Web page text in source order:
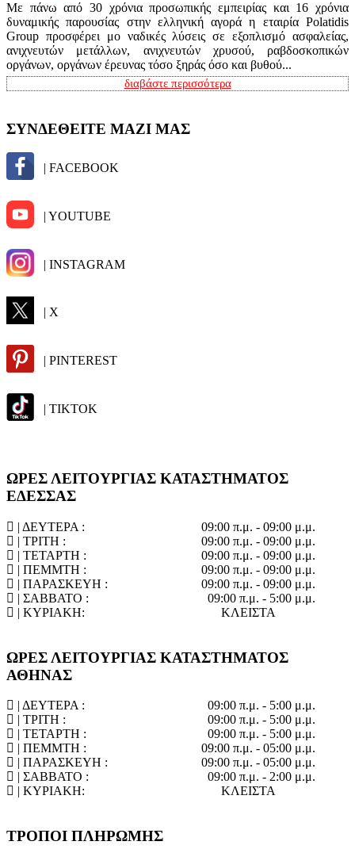
Με πάνω από 30 χρόνια προσωπικής εμπειρίας και 16 χρόνια
δυναμικής παρουσίας στην ελληνική αγορά η εταιρία Polatidis
Group προσφέρει μο ναδικές λύσεις σε εξοπλισμό ασφαλείας,
ανιχνευτών μετάλλων, ανιχνευτών χρυσού, ραβδοσκοπικών
οργάνων, οργάνων έρευνας τόσο ξηράς όσο και βυθού...
διαβάστε περισσότερα
ΣΥΝΔΕΘΕΙΤΕ ΜΑΖΙ ΜΑΣ
| FACEBOOK
| YOUTUBE
| INSTAGRAM
| X
| PINTEREST
| TIKTOK
ΩΡΕΣ ΛΕΙΤΟΥΡΓΙΑΣ ΚΑΤΑΣΤΗΜΑΤΟΣ
ΕΔΕΣΣΑΣ
| ΔΕΥΤΕΡΑ :
09:00 π.μ. - 09:00 μ.μ.
| ΤΡΙΤΗ :
09:00 π.μ. - 09:00 μ.μ.
| ΤΕΤΑΡΤΗ :
09:00 π.μ. - 09:00 μ.μ.
| ΠΕΜΜΤΗ :
09:00 π.μ. - 09:00 μ.μ.
| ΠΑΡΑΣΚΕΥΗ :
09:00 π.μ. - 09:00 μ.μ.
| ΣΑΒΒΑΤΟ :
09:00 π.μ. - 5:00 μ.μ.
| ΚΥΡΙΑΚΗ:
ΚΛΕΙΣΤΑ
ΩΡΕΣ ΛΕΙΤΟΥΡΓΙΑΣ ΚΑΤΑΣΤΗΜΑΤΟΣ
ΑΘΗΝΑΣ
| ΔΕΥΤΕΡΑ :
09:00 π.μ. - 5:00 μ.μ.
| ΤΡΙΤΗ :
09:00 π.μ. - 5:00 μ.μ.
| ΤΕΤΑΡΤΗ :
09:00 π.μ. - 5:00 μ.μ.
| ΠΕΜΜΤΗ :
09:00 π.μ. - 05:00 μ.μ.
| ΠΑΡΑΣΚΕΥΗ :
09:00 π.μ. - 05:00 μ.μ.
| ΣΑΒΒΑΤΟ :
09:00 π.μ. - 2:00 μ.μ.
| ΚΥΡΙΑΚΗ:
ΚΛΕΙΣΤΑ
ΤΡΟΠΟΙ ΠΛΗΡΩΜΗΣ